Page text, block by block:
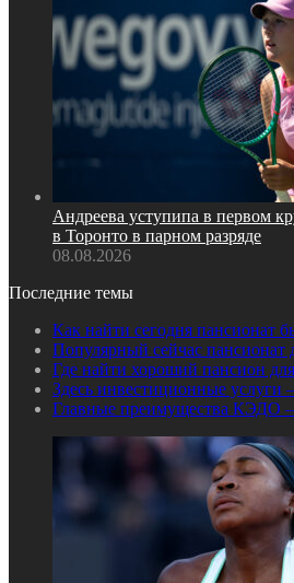
Андреева уступипа в первом
в Торонто в парном разряде
08.08.2026
Последние темы
Как найти сегодня пансионат
Популярный сейчас
Где найти хороший пансион
Здесь инвестиционные
Главные преимущества КЭДО